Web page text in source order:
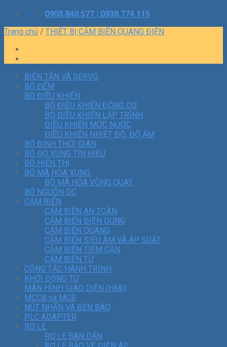
0903.840.577 | 0938.774.115
Trang chủ / THIẾT BỊ CẢM BIẾN QUANG ĐIỆN
BIẾN TẦN VÀ SERVO
BỘ ĐẾM
BỘ ĐIỀU KHIỂN
BỘ ĐIỀU KHIỂN ĐỘNG CƠ
BỘ ĐIỀU KHIỂN LẬP TRÌNH
ĐIỀU KHIỂN MỨC NƯỚC
ĐIỀU KHIỂN NHIỆT ĐỘ, ĐỘ ẨM
BỘ ĐỊNH THỜI GIAN
BỘ ĐO XUNG TÍN HIỆU
BỘ HIỂN THỊ
BỘ MÃ HÓA XUNG
BỘ MÃ HÓA VÒNG QUAY
BỘ NGUỒN DC
CẢM BIẾN
CẢM BIẾN AN TOÀN
CẢM BIẾN ĐIỆN DUNG
CẢM BIẾN QUANG
CẢM BIẾN SIÊU ÂM VÀ ÁP SUẤT
CẢM BIẾN TIỆM CẬN
CẢM BIẾN TỪ
CÔNG TẮC HÀNH TRÌNH
KHỞI ĐỘNG TỪ
MÀN HÌNH GIAO DIỆN (HMI)
MCCB và MCB
NÚT NHẤN VÀ ĐÈN BÁO
PLC ADAPTER
RƠ LE
RƠ LE BÁN DẪN